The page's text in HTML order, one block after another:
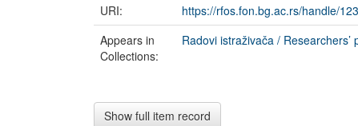
URI:
https://rfos.fon.bg.ac.rs/handle/
Appears in
Collections:
Radovi istraživača / Researchers’
Show full item record